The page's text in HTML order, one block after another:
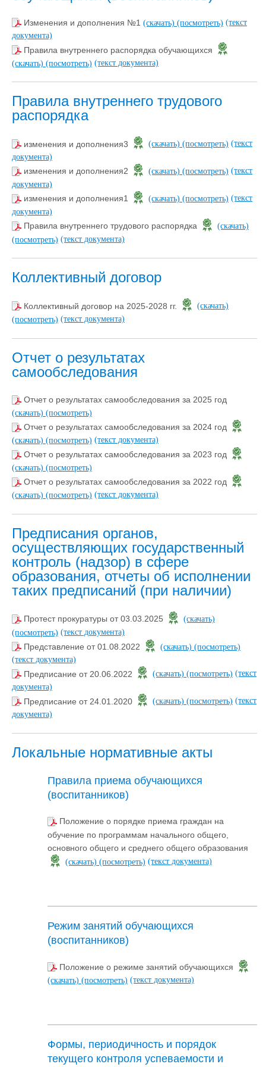
Изменения и дополнения №1 (скачать) (посмотреть) (текст
документа)
Правила внутреннего распорядка обучающихся
(скачать) (посмотреть) (текст документа)
Правила внутреннего трудового
распорядка
изменения и дополнения3 (скачать) (посмотреть) (текст
документа)
изменения и дополнения2 (скачать) (посмотреть) (текст
документа)
изменения и дополнения1 (скачать) (посмотреть) (текст
документа)
Правила внутреннего трудового распорядка
(скачать)
(посмотреть) (текст документа)
Коллективный договор
Коллективный договор на 2025-2028 гг.
(скачать)
(посмотреть) (текст документа)
Отчет о результатах
самообследования
Отчет о результатах самообследования за 2025 год
(скачать) (посмотреть)
Отчет о результатах самообследования за 2024 год
(скачать) (посмотреть) (текст документа)
Отчет о результатах самообследования за 2023 год
(скачать) (посмотреть)
Отчет о результатах самообследования за 2022 год
(скачать) (посмотреть) (текст документа)
Предписания органов,
осуществляющих государственный
контроль (надзор) в сфере
образования, отчеты об исполнении
таких предписаний (при наличии)
Протест прокуратуры от 03.03.2025
(скачать)
(посмотреть) (текст документа)
Представление от 01.08.2022 (скачать) (посмотреть)
(текст документа)
Предписание от 20.06.2022 (скачать) (посмотреть) (текст
документа)
Предписание от 24.01.2020 (скачать) (посмотреть) (текст
документа)
Локальные нормативные акты
Правила приема обучающихся
(воспитанников)
Положение о порядке приема граждан на
обучение по программам начального общего,
основного общего и среднего общего образования
(скачать) (посмотреть) (текст документа)
Режим занятий обучающихся
(воспитанников)
Положение о режиме занятий обучающихся
(скачать) (посмотреть) (текст документа)
Формы, периодичность и порядок
текущего контроля успеваемости и